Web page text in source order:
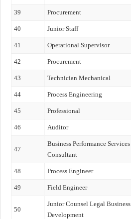
39 Procurement
40 Junior Staff
41 Operational Supervisor
42 Procurement
43 Technician Mechanical
44 Process Engineering
45 Professional
46 Auditor
47
Business Performance Services
Consultant
48 Process Engineer
49 Field Engineer
50
Junior Counsel Legal Business
Development